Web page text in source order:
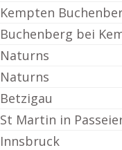
Kempten
Buchenberg bei
Naturns
Naturns
Betzigau
St Martin in
Innsbruck